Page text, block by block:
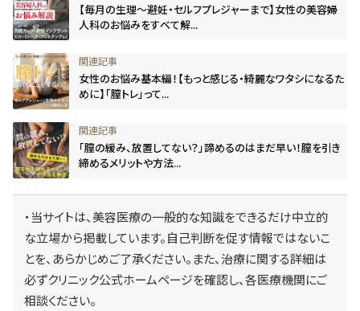
【毎月の生理～避妊・セルフプレジャーまで】女性の美容婦
人科のお悩みをすべて解...
女性のお悩み基本編！【もっと感じる・綺麗なワタシになるた
めに】「膣トレ」って...
「膣の緩み、放置してない？」諦めるのはまだ早い！膣を引き
締めるメリットや方法...
・当サイトは、美容医療の一般的な知識をできるだけ中立的
な立場から掲載しています。自己判断を促す情報ではないこ
とを、あらかじめご了承ください。また、治療に関する詳細は
必ずクリニック公式ホームページを確認し、各医療機関にご
相談ください。